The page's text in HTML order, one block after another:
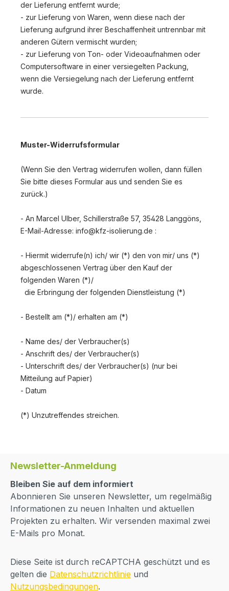
der Lieferung entfernt wurde;
- zur Lieferung von Waren, wenn diese nach der
Lieferung aufgrund ihrer Beschaffenheit untrennbar mit
anderen Gütern vermischt wurden;
- zur Lieferung von Ton- oder Videoaufnahmen oder
Computersoftware in einer versiegelten Packung,
wenn die Versiegelung nach der Lieferung entfernt
wurde.
Muster-Widerrufsformular
(Wenn Sie den Vertrag widerrufen wollen, dann füllen
Sie bitte dieses Formular aus und senden Sie es
zurück.)
- An Marcel Ulber, Schillerstraße 57, 35428 Langgöns
E-Mail-Adresse: info@kfz-isolierung.de :
- Hiermit widerrufe(n) ich/ wir (*) den von mir/ uns (*)
abgeschlossenen Vertrag über den Kauf der
folgenden Waren (*)/
die Erbringung der folgenden Dienstleistung (*)
- Bestellt am (*)/ erhalten am (*)
- Name des/ der Verbraucher(s)
- Anschrift des/ der Verbraucher(s)
- Unterschrift des/ der Verbraucher(s) (nur bei
Mitteilung auf Papier)
- Datum
(*) Unzutreffendes streichen.
Newsletter-Anmeldung
Bleiben Sie auf dem informiert
Abonnieren Sie unseren Newsletter, um regelmäßig
Informationen zu neuen Inhalten und aktuellen
Projekten zu erhalten. Wir versenden maximal zwei
E-Mails pro Monat.
Diese Seite ist durch reCAPTCHA geschützt und es
gelten die Datenschutzrichtlinie und
Nutzungsbedingungen.